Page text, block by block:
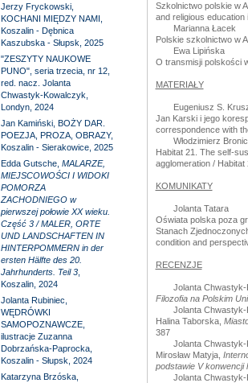
Jerzy Fryckowski,
KOCHANI MIĘDZY NAMI,
Koszalin - Dębnica
Kaszubska - Słupsk, 2025
"ZESZYTY NAUKOWE
PUNO", seria trzecia, nr 12,
red. nacz. Jolanta
Chwastyk-Kowalczyk,
Londyn, 2024
Jan Kamiński, BOŻY DAR.
POEZJA, PROZA, OBRAZY,
Koszalin - Sierakowice, 2025
Edda Gutsche, MALARZE,
MIEJSCOWOŚCI I WIDOKI
POMORZA
ZACHODNIEGO w
pierwszej połowie XX wieku.
Część 3 / MALER, ORTE
UND LANDSCHAFTEN IN
HINTERPOMMERN in der
ersten Hälfte des 20.
Jahrhunderts. Teil 3,
Koszalin, 2024
Jolanta Rubiniec,
WĘDRÓWKI
SAMOPOZNAWCZE,
ilustracje Zuzanna
Dobrzańska-Paprocka,
Koszalin - Słupsk, 2024
Katarzyna Brzóska,
Szkolnictwo polskie w
and religious
Marianna Łacek
Polskie szkolnictwo w
Ewa Lipińska
O transmisji polskości
MATERIAŁY
Eugeniusz S.
Jan Karski i jego
correspondence with
Włodzimierz
Habitat 21. The self-
agglomeration /
KOMUNIKATY
Jolanta Tatara
Oświata polska poza
Stanach
condition and
RECENZJE
Jolanta
Filozofia na Polskim
Jolanta
Halina Taborska,
387
Jolanta
Mirosław Matyja,
podstawie V konwencji
Jolanta